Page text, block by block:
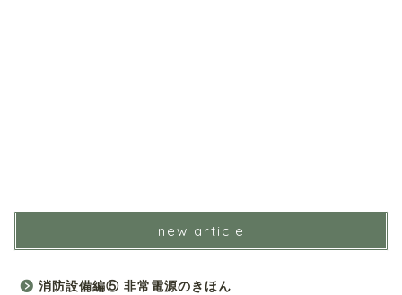
new article
消防設備編⑤ 非常電源のきほん